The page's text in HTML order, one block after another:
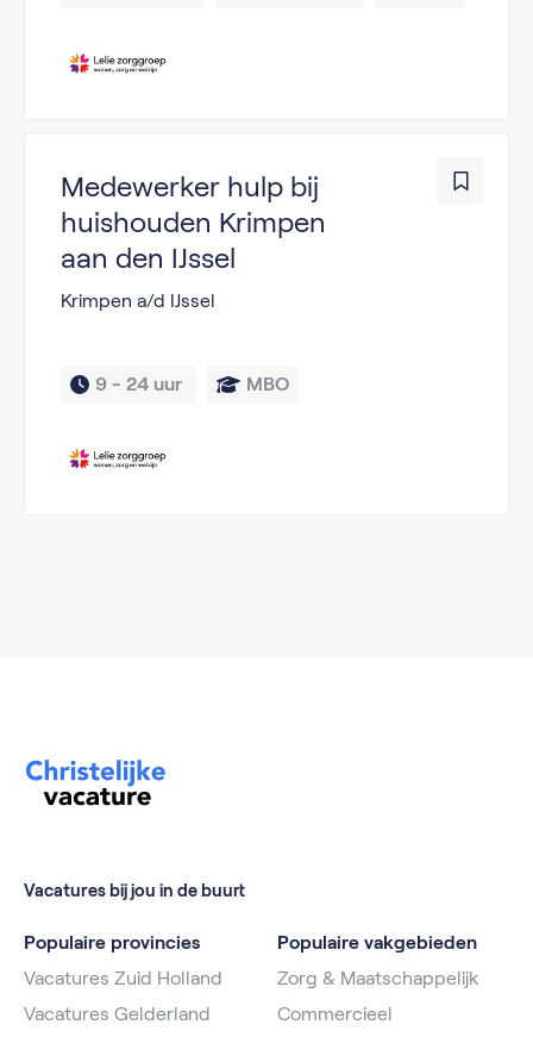
Medewerker hulp bij
huishouden Krimpen
aan den IJssel
Krimpen a/d IJssel
9 - 24 uur MBO
Vacatures bij jou in de buurt
Populaire provincies
Vacatures Zuid Holland
Vacatures Gelderland
Populaire vakgebieden
Zorg & Maatschappelijk
Commercieel